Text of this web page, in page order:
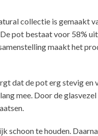
collectie is gemaakt
pot bestaat voor 58%
maakt het
dat de pot erg stevig en
mee. Door de glasvezel
schoon te houden.